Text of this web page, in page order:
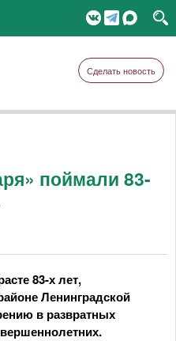
Сделать новость
поймали 83-
83-х лет,
Ленинградской
в развратных